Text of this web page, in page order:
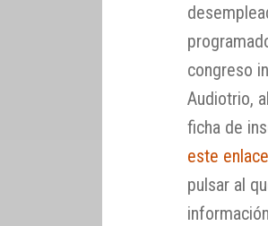
congreso
Audiotrio,
ficha de
este enlace
pulsar al